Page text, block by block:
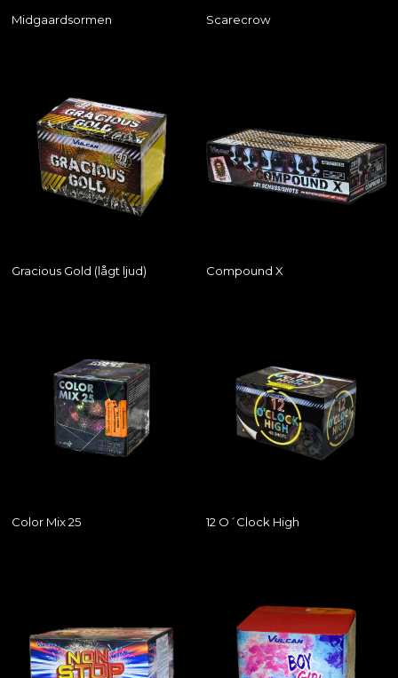
Midgaardsormen Scarecrow
Gracious Gold (lågt ljud) Compound X
Color Mix 25 12 O´Clock High